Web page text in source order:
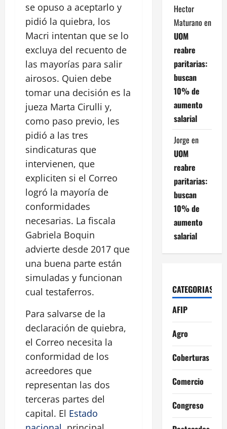
se opuso a aceptarlo y
pidió la quiebra, los
Macri intentan que se lo
excluya del recuento de
las mayorías para salir
airosos. Quien debe
tomar una decisión es la
jueza Marta Cirulli y,
como paso previo, les
pidió a las tres
sindicaturas que
intervienen, que
expliciten si el Correo
logró la mayoría de
conformidades
necesarias. La fiscala
Gabriela Boquin
advierte desde 2017 que
una buena parte están
simuladas y funcionan
cual testaferros.
Para salvarse de la
declaración de quiebra,
el Correo necesita la
conformidad de los
acreedores que
representan las dos
terceras partes del
capital. El Estado
Hector
Maturano en
UOM
reabre
paritarias:
buscan
10% de
aumento
salarial
Jorge en
UOM
reabre
paritarias:
buscan
10% de
aumento
salarial
CATEGORIAS
AFIP
Agro
Coberturas
Comercio
Congreso